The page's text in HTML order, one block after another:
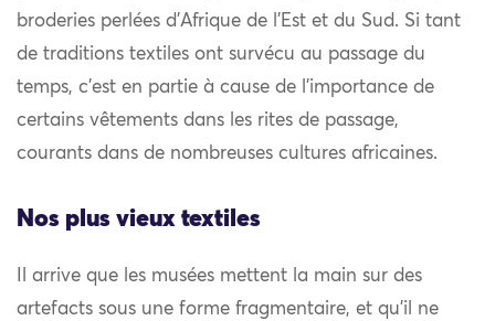
broderies perlées d’Afrique de l’Est et du Sud. Si tant
de traditions textiles ont survécu au passage du
temps, c’est en partie à cause de l’importance de
certains vêtements dans les rites de passage,
courants dans de nombreuses cultures africaines.
Nos plus vieux textiles
Il arrive que les musées mettent la main sur des
artefacts sous une forme fragmentaire, et qu’il ne